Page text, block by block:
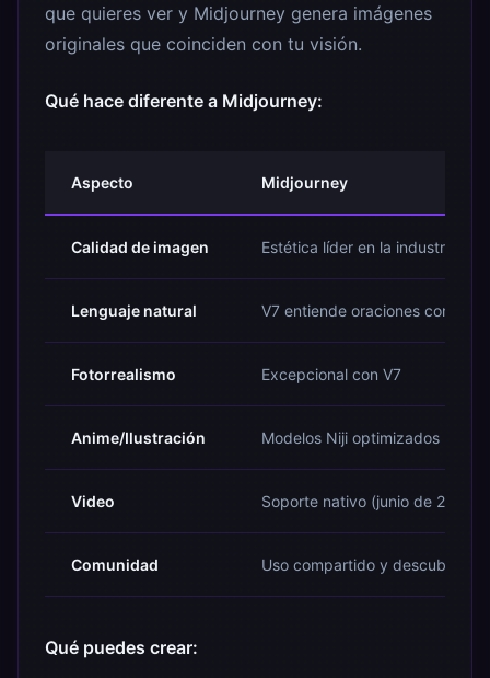
que quieres ver y Midjourney genera imágenes
originales que coinciden con tu visión.
Qué hace diferente a Midjourney:
Aspecto Midjourney
Calidad de imagen Estética líder en la industria
Lenguaje natural V7 entiende oraciones
Fotorrealismo Excepcional con V7
Anime/Ilustración Modelos Niji optimizados
Video Soporte nativo (junio de 2025)
Comunidad Uso compartido y
Qué puedes crear: